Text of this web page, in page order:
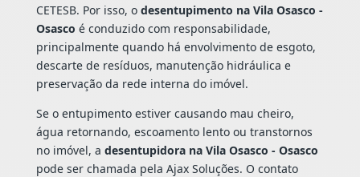
CETESB. Por isso, o desentupimento na Vila Osasco -
Osasco é conduzido com responsabilidade,
principalmente quando há envolvimento de esgoto,
descarte de resíduos, manutenção hidráulica e
preservação da rede interna do imóvel.
Se o entupimento estiver causando mau cheiro,
água retornando, escoamento lento ou transtornos
no imóvel, a desentupidora na Vila Osasco - Osasco
pode ser chamada pela Ajax Soluções. O contato